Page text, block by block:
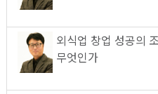
외식업 창업 성공의
무엇인가